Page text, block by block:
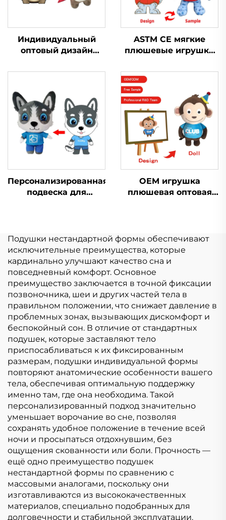
Индивидуальный
оптовый дизайн
Игрушка Плюшевый
Игрушки Мягкие
Игрушки Животное
Плюшевые на заказ
ASTM CE мягкие
плюшевые игрушки
изготовленные на
заказ мягкие
плюшевые игрушки
для продажи
Персонализированная
подвеска для
заказ, плюшевая
тряпичная кукла
OEM игрушка
плюшевая оптовая
плюшевый брелок
Животное игрушка
мягкая Мягкие
игрушки для
животных
Подушки нестандартной формы обеспечивают
исключительные преимущества, которые
кардинально улучшают качество сна и
повседневный комфорт. Основное
преимущество заключается в точной фиксации
позвоночника, шеи и других частей тела в
правильном положении, что снижает давление в
проблемных зонах, вызывающих дискомфорт и
беспокойный сон. В отличие от стандартных
подушек, которые заставляют тело
приспосабливаться к их фиксированным
размерам, подушки индивидуальной формы
повторяют анатомические особенности вашего
тела, обеспечивая оптимальную поддержку
именно там, где она необходима. Такой
персонализированный подход значительно
уменьшает ворочание во сне, позволяя
сохранять удобное положение в течение всей
ночи и просыпаться отдохнувшим, без
ощущения скованности или боли. Прочность —
ещё одно преимущество подушек
нестандартной формы по сравнению с
массовыми аналогами, поскольку они
изготавливаются из высококачественных
материалов, специально подобранных для
долговечности и стабильной эксплуатации.